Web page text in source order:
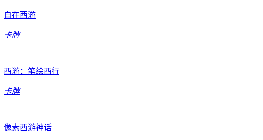
自在西游
卡牌
西游：笔绘西行
卡牌
像素西游神话